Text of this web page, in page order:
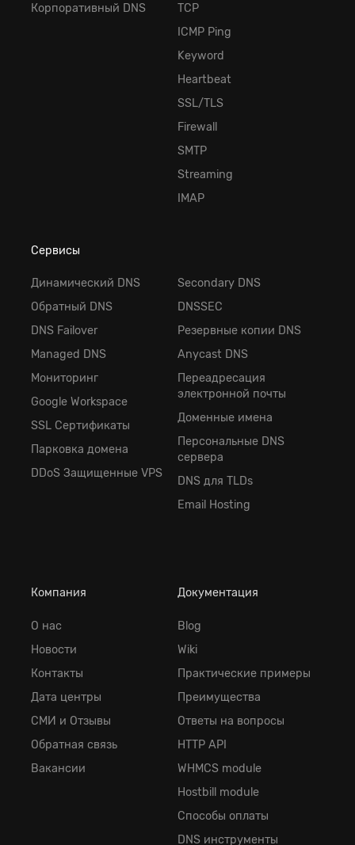
Корпоративный DNS
TCP
ICMP Ping
Keyword
Heartbeat
SSL/TLS
Firewall
SMTP
Streaming
IMAP
Сервисы
Динамический DNS
Обратный DNS
DNS Failover
Managed DNS
Мониторинг
Google Workspace
SSL Сертификаты
Парковка домена
DDoS Защищенные VPS
Secondary DNS
DNSSEC
Резервные копии DNS
Anycast DNS
Переадресация
электронной почты
Доменные имена
Персональные DNS
сервера
DNS для TLDs
Email Hosting
Компания
О нас
Новости
Контакты
Дата центры
СМИ и Отзывы
Обратная cвязь
Вакансии
Документация
Blog
Wiki
Практические примеры
Преимущества
Ответы на вопросы
HTTP API
WHMCS module
Hostbill module
Способы оплаты
DNS инструменты